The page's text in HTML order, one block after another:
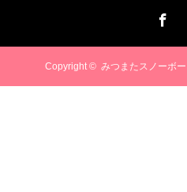
Copyright © みつまたスノーボ